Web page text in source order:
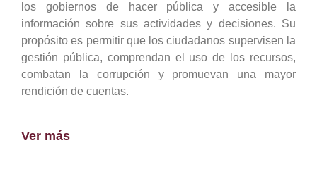
los gobiernos de hacer pública y accesible la
información sobre sus actividades y decisiones. Su
propósito es permitir que los ciudadanos supervisen la
gestión pública, comprendan el uso de los recursos,
combatan la corrupción y promuevan una mayor
rendición de cuentas.
Ver más